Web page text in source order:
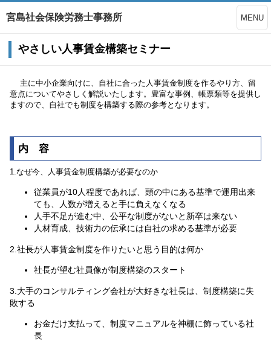
宮島社会保険労務士事務所 MENU
やさしい人事賃金構築セミナー
主に中小企業向けに、自社に合った人事賃金制度を作るやり方、留
意点についてやさしく解説いたします。豊富な事例、帳票類等を提供し
ますので、自社でも制度を構築する際の参考となります。
内 容
1.なぜ今、人事賃金制度構築が必要なのか
従業員が10人程度であれば、頭の中にある基準で運用出来
ても、人数が増えると手に負えなくなる
人手不足が進む中、公平な制度がないと新卒は来ない
人材育成、技術力の伝承には自社の求める基準が必要
2.社長が人事賃金制度を作りたいと思う目的は何か
社長が望む社員像が制度構築のスタート
3.大手のコンサルティング会社が大好きな社長は、制度構築に失
敗する
お金だけ支払って、制度マニュアルを神棚に飾っている社
長